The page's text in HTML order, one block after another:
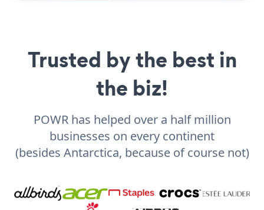
Trusted by the best in
the biz!
POWR has helped over a half million
businesses on every continent
(besides Antarctica, because of course not)